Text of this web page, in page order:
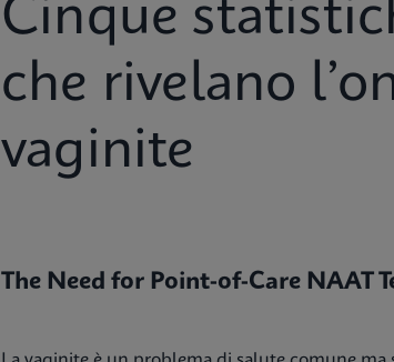
Cinque
che rivelano
vaginite
The Need for Point-of-Care NAAT